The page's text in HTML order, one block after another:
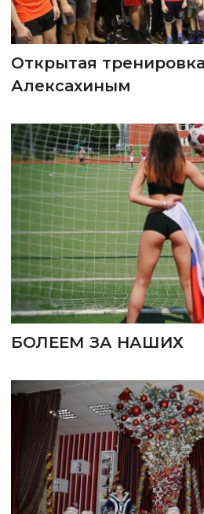
Открытая
Алексахиным
БОЛЕЕМ ЗА НАШИХ